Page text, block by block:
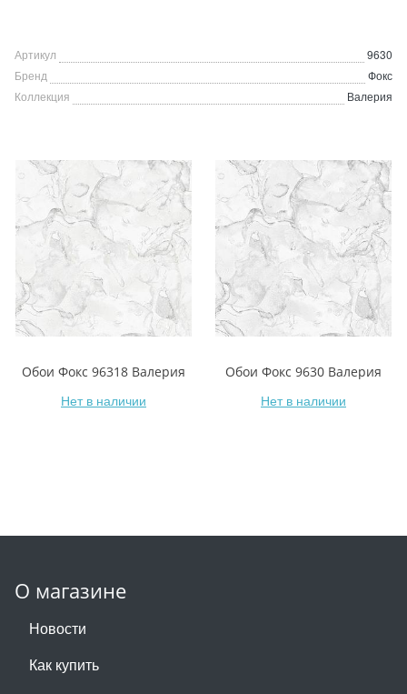
Артикул
9630
Бренд
Фокс
Коллекция
Валерия
Обои Фокс 96318 Валерия
Нет в наличии
Обои Фокс 9630 Валерия
Нет в наличии
О магазине
Новости
Как купить